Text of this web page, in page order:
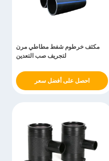
مكثف خرطوم شفط مطاطي مرن
لتجريف صب التعدين
احصل على أفضل سعر